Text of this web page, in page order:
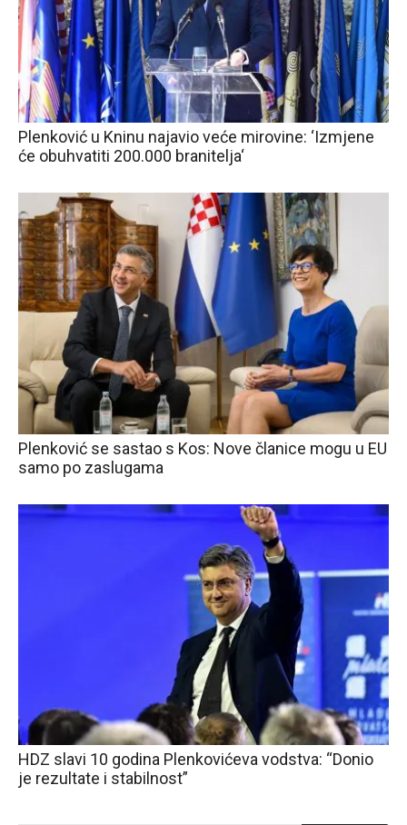
Plenković u Kninu najavio veće mirovine: ‘Izmjene
će obuhvatiti 200.000 branitelja‘
Plenković se sastao s Kos: Nove članice mogu u EU
samo po zaslugama
HDZ slavi 10 godina Plenkovićeva vodstva: “Donio
je rezultate i stabilnost”